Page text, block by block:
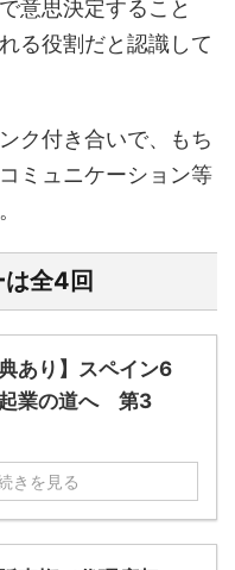
意思決定すること
る役割だと認識して
ク付き合いで、もち
ミュニケーション等
全4回
あり】スペイン6
業の道へ 第3
きを見る